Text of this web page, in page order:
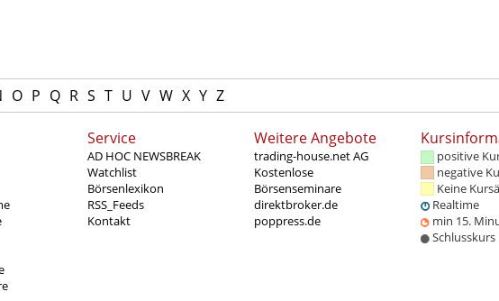
O P Q R S T U V W X Y Z
Service
AD HOC NEWSBREAK
Watchlist
Börsenlexikon
RSS_Feeds
Kontakt
Weitere Angebote
trading-house.net AG
Kostenlose
Börsenseminare
direktbroker.de
poppress.de
positive
negative
Keine
Realtime
min 15.
Schlusskurs